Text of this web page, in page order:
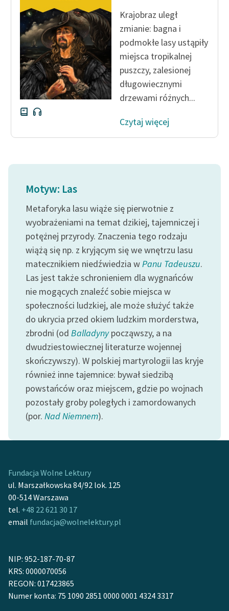
Krajobraz uległ
zmianie: bagna i
podmokłe lasy ustąpiły
miejsca tropikalnej
puszczy, zalesionej
długowiecznymi
drzewami różnych...
Czytaj więcej
Motyw: Las
Metaforyka lasu wiąże się pierwotnie z
wyobrażeniami na temat dzikiej, tajemniczej i
potężnej przyrody. Znaczenia tego rodzaju
wiążą się np. z kryjącym się we wnętrzu lasu
matecznikiem niedźwiedzia wPanu Tadeuszu.
Las jest także schronieniem dla wygnańców
nie mogących znaleźć sobie miejsca w
społeczności ludzkiej, ale może służyć także
do ukrycia przed okiem ludzkim morderstwa,
zbrodni (od Balladynypocząwszy, a na
dwudziestowiecznej literaturze wojennej
skończywszy). W polskiej martyrologii las kryje
również inne tajemnice: bywał siedzibą
powstańców oraz miejscem, gdzie po wojnach
pozostały groby poległych i zamordowanych
(por. Nad Niemnem).
Fundacja Wolne Lektury
ul. Marszałkowska 84/92 lok. 125
00-514 Warszawa
tel. +48 22 621 30 17
email fundacja@wolnelektury.pl
NIP: 952-187-70-87
KRS: 0000070056
REGON: 017423865
Numer konta: 75 1090 2851 0000 0001 4324 3317